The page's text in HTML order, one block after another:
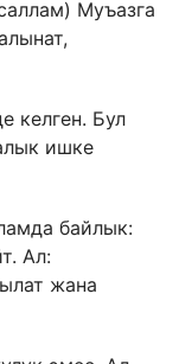
Муъазга
келген. Бул
ишке
байлык:
Ал:
жана